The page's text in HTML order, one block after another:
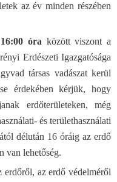
az év minden részében
óra között viszont a
Erdészeti Igazgatósága
társas vadászat kerül
érdekében kérjük, hogy
erdőterületeken, még
és területhasználati
délután 16 óráig az erdő
van lehetőség.
erdőről, az erdő védelméről